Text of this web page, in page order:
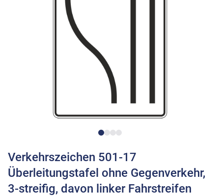
Verkehrszeichen 501-17
Überleitungstafel ohne Gegenverkehr,
3-streifig, davon linker Fahrstreifen